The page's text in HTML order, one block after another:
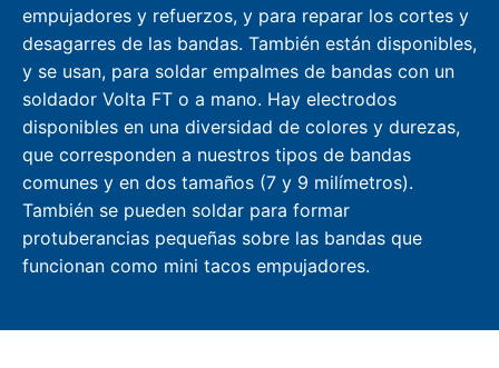
empujadores y refuerzos, y para reparar los cortes y
desagarres de las bandas. También están disponibles,
y se usan, para soldar empalmes de bandas con un
soldador Volta FT o a mano. Hay electrodos
disponibles en una diversidad de colores y durezas,
que corresponden a nuestros tipos de bandas
comunes y en dos tamaños (7 y 9 milímetros).
También se pueden soldar para formar
protuberancias pequeñas sobre las bandas que
funcionan como mini tacos empujadores.